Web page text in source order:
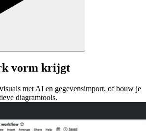
vorm krijgt
met AI en gegevensimport, of bouw je
diagramtools.